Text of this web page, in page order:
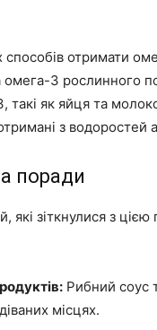
отримати
омега-3 рослинного
такі як яйця та
з
поради
які зіткнулися з
Рибний соус
місцях.